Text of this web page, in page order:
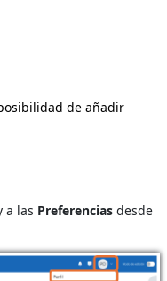
de añadir
a las Preferencias desde